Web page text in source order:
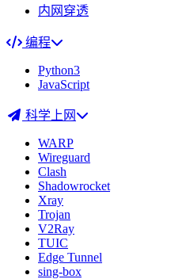
内网穿透
编程
Python3
JavaScript
科学上网
WARP
Wireguard
Clash
Shadowrocket
Xray
Trojan
V2Ray
TUIC
Edge Tunnel
sing-box